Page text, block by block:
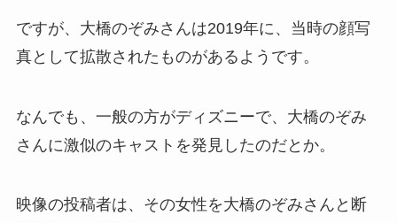
ですが、大橋のぞみさんは2019年に、当時の顔写
真として拡散されたものがあるようです。
なんでも、一般の方がディズニーで、大橋のぞみ
さんに激似のキャストを発見したのだとか。
映像の投稿者は、その女性を大橋のぞみさんと断